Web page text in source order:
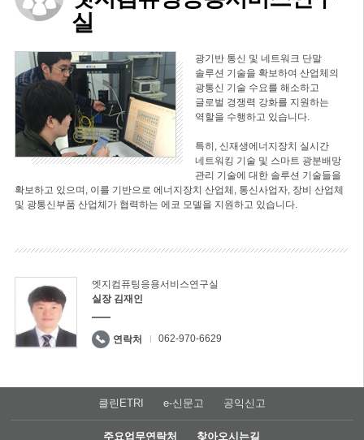
실
광기반 통신 및 네트워크 단말
솔루션 기술을 확보하여 산업체의
광통신 기술 수요를 해소하고
글로벌 경쟁력 강화를 지원하는
역할을 수행하고 있습니다.
특히, 신재생에너지장치 실시간
네트워킹 기술 및 스마트 광분배망
관리 기술에 대한 솔루션 기술들을
확보하고 있으며, 이를 기반으로 에너지장치 산업체, 통신사업자, 장비 산업체
및 광통신부품 산업체가 협력하는 에코 모델을 지원하고 있습니다.
엣지컴퓨팅응용서비스연구실
실장 김재인
연락처 062-970-6629
클린ETRI e-신문고 공익신고
주요업무연락처 찾아오시는길